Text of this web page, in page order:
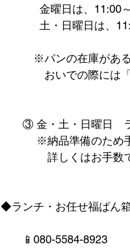
金曜日は、11:00～
土・日曜日は、11:00
※パンの在庫がある場
おいでの際には「パ
③ 金・土・日曜日　ラ
※納品準備のため手が
詳しくはお手数です
◆ランチ・お任せ福ぱ
📱080-5584-8923